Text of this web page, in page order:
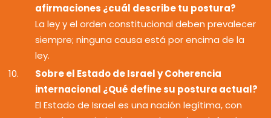
afirmaciones ¿cuál describe tu postura?
La ley y el orden constitucional deben prevalecer
siempre; ninguna causa está por encima de la
ley.
Sobre el Estado de Israel y Coherencia
internacional ¿Qué define su postura actual?
El Estado de Israel es una nación legítima, con